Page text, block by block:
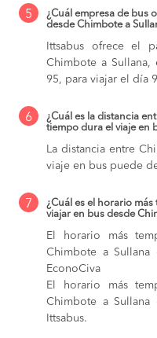
5
¿Cuál empresa de bus
desde Chimbote a
Ittsabus ofrece el
Chimbote a Sullana,
95, para viajar el día
6
¿Cuál es la distancia
tiempo dura el viaje en
La distancia entre
viaje en bus puede
7
¿Cuál es el horario
viajar en bus desde
El horario más
Chimbote a
EconoCiva
El horario más
Chimbote a
Ittsabus.